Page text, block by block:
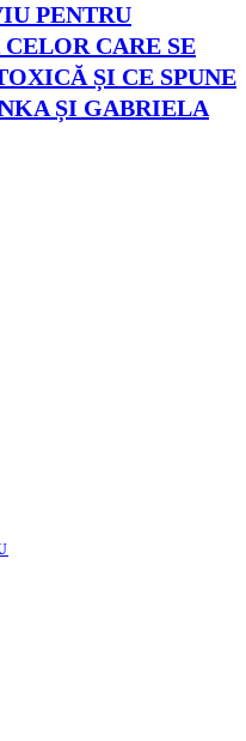
PENTRU
CARE SE
ȘI CE SPUNE
ȘI GABRIELA